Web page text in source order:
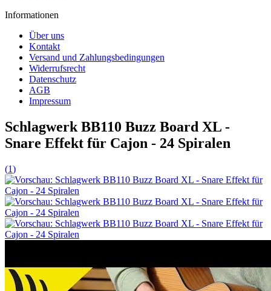
Informationen
Über uns
Kontakt
Versand und Zahlungsbedingungen
Widerrufsrecht
Datenschutz
AGB
Impressum
Schlagwerk BB110 Buzz Board XL -
Snare Effekt für Cajon - 24 Spiralen
(1)